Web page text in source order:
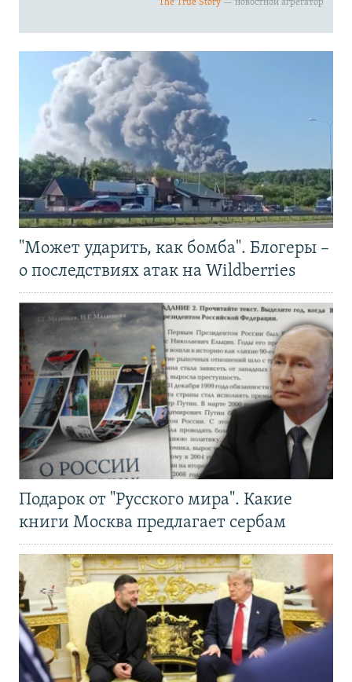
"Может ударить, как бомба". Блогеры –
о последствиях атак на Wildberries
Подарок от "Русского мира". Какие
книги Москва предлагает сербам